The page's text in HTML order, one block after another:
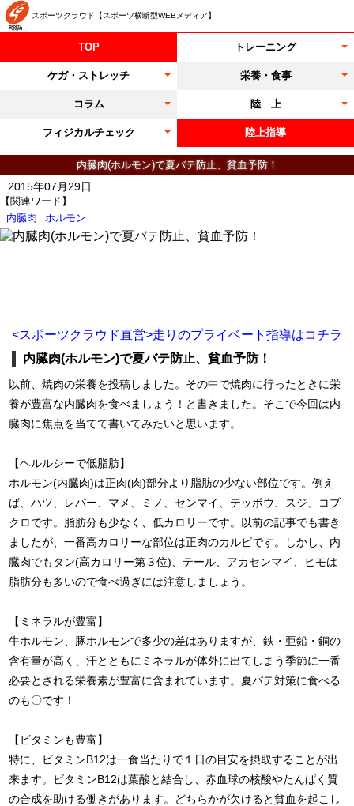
スポーツクラウド【スポーツ横断型WEBメディア】
TOP トレーニング
ケガ・ストレッチ 栄養・食事
コラム 陸 上
フィジカルチェック 陸上指導
内臓肉(ホルモン)で夏バテ防止、貧血予防！
【関連ワード】
内臓肉
ホルモン
2015年07月29日
<スポーツクラウド直営>走りのプライベート指導はコチラ
内臓肉(ホルモン)で夏バテ防止、貧血予防！
以前、焼肉の栄養を投稿しました。その中で焼肉に行ったときに栄
養が豊富な内臓肉を食べましょう！と書きました。そこで今回は内
臓肉に焦点を当てて書いてみたいと思います。
【ヘルルシーで低脂肪】
ホルモン(内臓肉)は正肉(肉)部分より脂肪の少ない部位です。例え
ば、ハツ、レバー、マメ、ミノ、センマイ、テッポウ、スジ、コブ
クロです。脂肪分も少なく、低カロリーです。以前の記事でも書き
ましたが、一番高カロリーな部位は正肉のカルビです。しかし、内
臓肉でもタン(高カロリー第３位)、テール、アカセンマイ、ヒモは
脂肪分も多いので食べ過ぎには注意しましょう。
【ミネラルが豊富】
牛ホルモン、豚ホルモンで多少の差はありますが、鉄・亜鉛・銅の
含有量が高く、汗とともにミネラルが体外に出てしまう季節に一番
必要とされる栄養素が豊富に含まれています。夏バテ対策に食べる
のも〇です！
【ビタミンも豊富】
特に、ビタミンB12は一食当たりで１日の目安を摂取することが出
来ます。ビタミンB12は葉酸と結合し、赤血球の核酸やたんぱく質
の合成を助ける働きがあります。どちらかが欠けると貧血を起こし